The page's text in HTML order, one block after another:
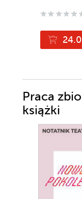
Praca
książki